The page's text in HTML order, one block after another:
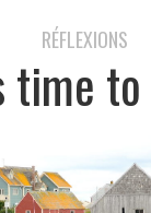
RÉFLEXIONS
time